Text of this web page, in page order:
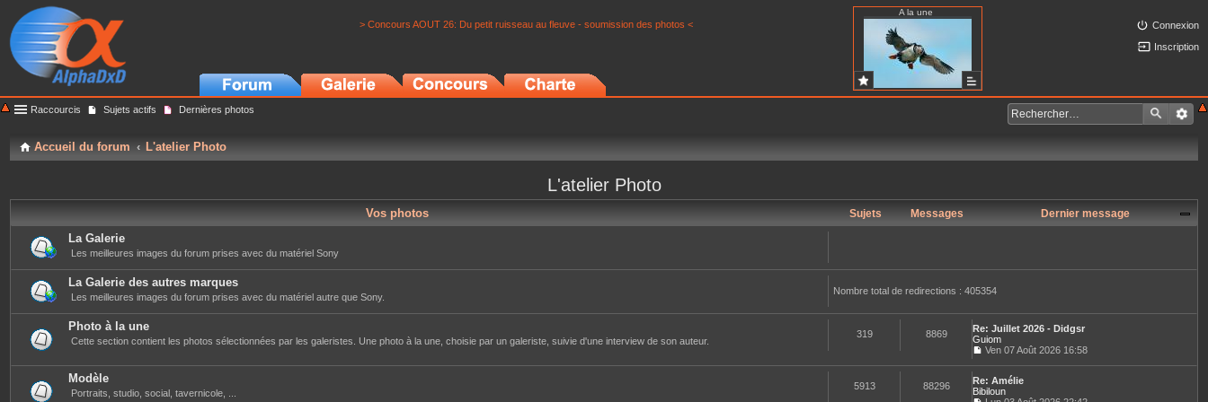
> Concours AOUT 26: Du petit ruisseau au fleuve - soumission des photos <
A la une
Connexion
Inscription
Raccourcis Sujets actifs Dernières photos
Accueil du forum L'atelier Photo
L'atelier Photo
Vos photos Sujets Messages Dernier message
La Galerie
Les meilleures images du forum prises avec du matériel Sony
La Galerie des autres marques
Les meilleures images du forum prises avec du matériel autre que Sony.
Nombre total de redirections : 405354
Photo à la une
Cette section contient les photos sélectionnées par les galeristes. Une photo à la une, choisie par un galeriste, suivie d'une interview de son auteur.
319 8869
Re: Juillet 2026 - Didgsr
Guiom
o
n
s
Ven 07 Août 2026 16:58
Modèle
Portraits, studio, social, tavernicole, ...
5913 88296
Re: Amélie
Bibiloun